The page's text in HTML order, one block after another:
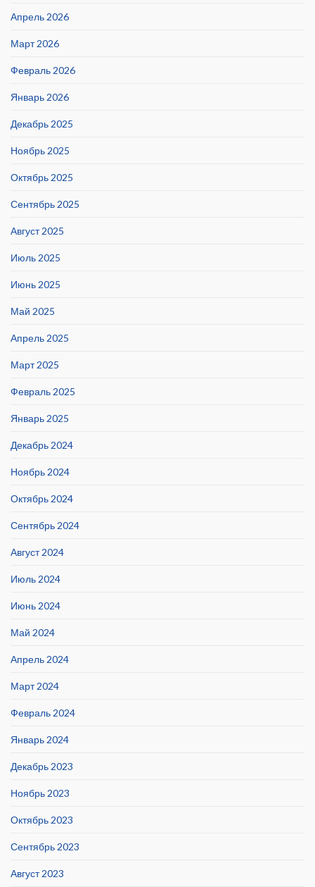
Апрель 2026
Март 2026
Февраль 2026
Январь 2026
Декабрь 2025
Ноябрь 2025
Октябрь 2025
Сентябрь 2025
Август 2025
Июль 2025
Июнь 2025
Май 2025
Апрель 2025
Март 2025
Февраль 2025
Январь 2025
Декабрь 2024
Ноябрь 2024
Октябрь 2024
Сентябрь 2024
Август 2024
Июль 2024
Июнь 2024
Май 2024
Апрель 2024
Март 2024
Февраль 2024
Январь 2024
Декабрь 2023
Ноябрь 2023
Октябрь 2023
Сентябрь 2023
Август 2023